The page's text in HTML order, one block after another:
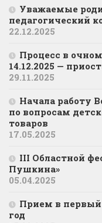
Уважаемые
педагогический
22.12.2025
Процесс в
14.12.2025 —
29.11.2025
Начала работу
по вопросам
товаров
17.05.2025
III Областной
Пушкина»
05.04.2025
Прием в первый
год